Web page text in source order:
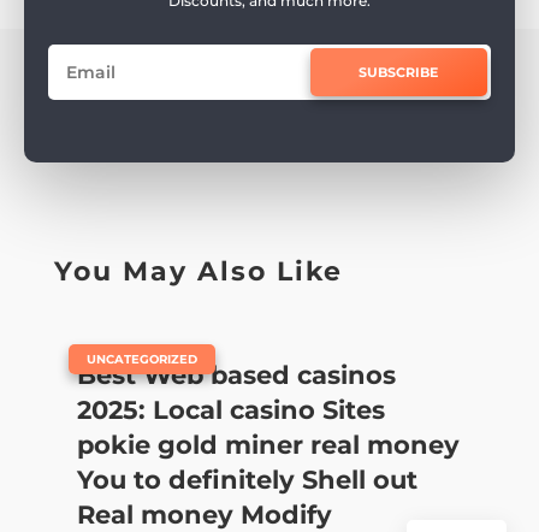
SUBSCRIBE
You May Also Like
Best Web based casinos
2025: Local casino Sites
pokie gold miner real money
You to definitely Shell out
Real money Modify
UNCATEGORIZED